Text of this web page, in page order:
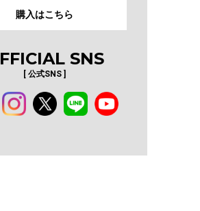
購入はこちら
SNS
[ 公式SNS ]